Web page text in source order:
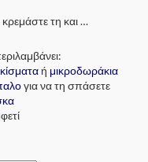
κρεμάστε τη και …
ή μικροδωράκια
για να τη σπάσετε